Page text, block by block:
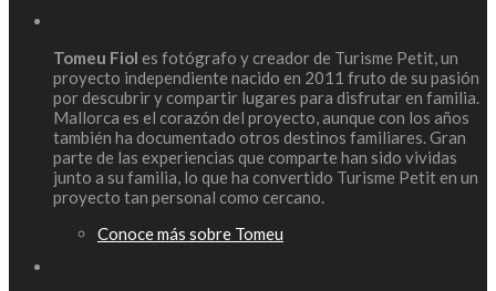
Tomeu Fiol es fotógrafo y creador de Turisme Petit, un
proyecto independiente nacido en 2011 fruto de su pasión
por descubrir y compartir lugares para disfrutar en familia.
Mallorca es el corazón del proyecto, aunque con los años
también ha documentado otros destinos familiares. Gran
parte de las experiencias que comparte han sido vividas
junto a su familia, lo que ha convertido Turisme Petit en un
proyecto tan personal como cercano.
Conoce más sobre Tomeu